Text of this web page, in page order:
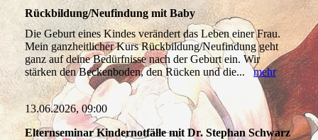
Rückbildung/Neufindung mit Baby
Die Geburt eines Kindes verändert das Leben einer Frau.
Mein ganzheitlicher Kurs Rückbildung/Neufindung geht
ganz auf deine Bedürfnisse nach der Geburt ein. Wir
stärken den Beckenboden, den Rücken und die...mehr
13.06.2026, 09:00
Elternseminar Kindernotfälle mit Dr. Stephan Schwarz